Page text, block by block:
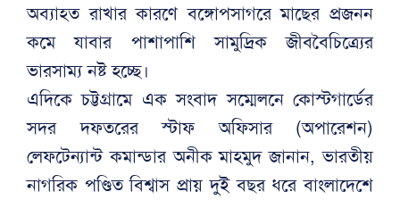
অব্যাহত রাখার কারণে বঙ্গোপসাগরে মাছের প্রজনন
কমে যাবার পাশাপাশি সামুদ্রিক জীববৈচিত্র্যের
ভারসাম্য নষ্ট হচ্ছে।
এদিকে চট্টগ্রামে এক সংবাদ সম্মেলনে কোস্টগার্ডের
সদর দফতরের স্টাফ অফিসার (অপারেশন)
লেফটেন্যান্ট কমান্ডার অনীক মাহমুদ জানান, ভারতীয়
নাগরিক পণ্ডিত বিশ্বাস প্রায় দুই বছর ধরে বাংলাদেশে